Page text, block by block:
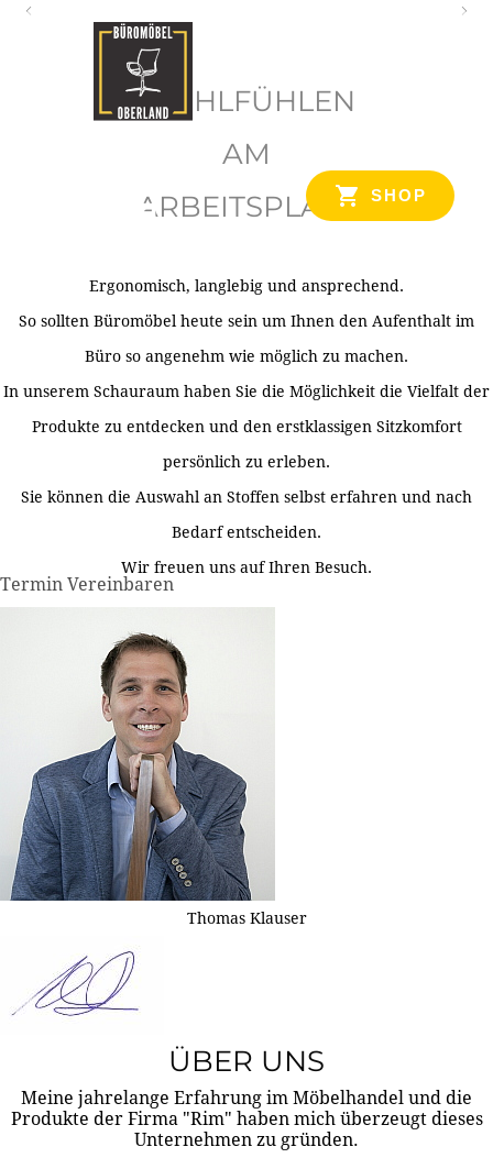
SHOP
WOHLFÜHLEN
AM
ARBEITSPLATZ
Ergonomisch, langlebig und ansprechend.
So sollten Büromöbel heute sein um Ihnen den Aufenthalt im
Büro so angenehm wie möglich zu machen.
In unserem Schauraum haben Sie die Möglichkeit die Vielfalt der
Produkte zu entdecken und den erstklassigen Sitzkomfort
persönlich zu erleben.
Sie können die Auswahl an Stoffen selbst erfahren und nach
Bedarf entscheiden.
Wir freuen uns auf Ihren Besuch.
Termin Vereinbaren
Thomas Klauser
ÜBER UNS
Meine jahrelange Erfahrung im Möbelhandel und die
Produkte der Firma "Rim" haben mich überzeugt dieses
Unternehmen zu gründen.